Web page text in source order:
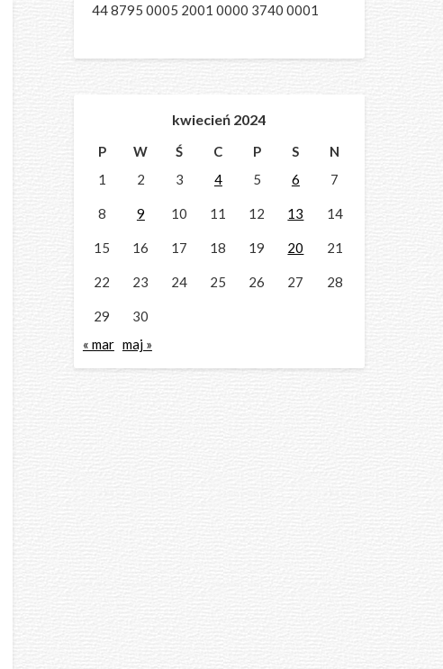
44 8795 0005 2001 0000 3740 0001
kwiecień 2024
P W Ś C P S
N
1
2 3 4 5 6 7
8 9 10 11 12 13 14
15 16 17 18 19 20 21
22 23 24 25 26 27 28
29
30
« mar maj »